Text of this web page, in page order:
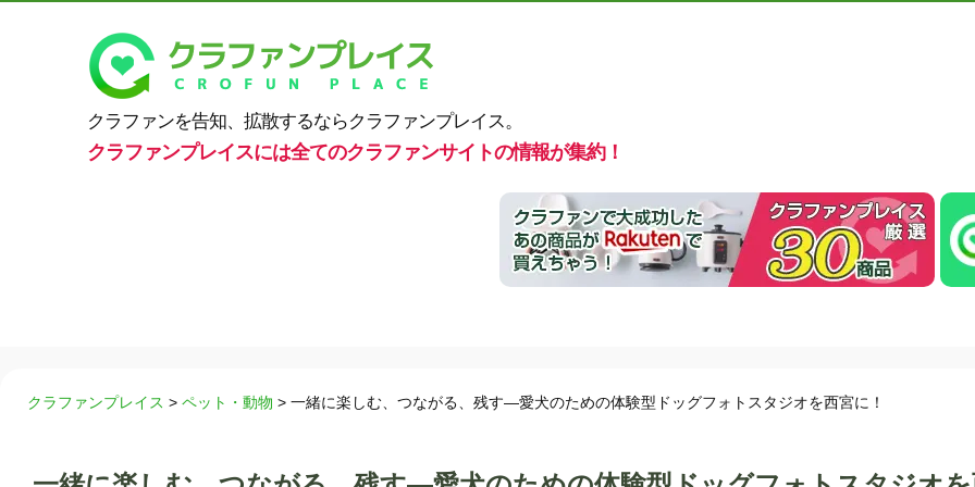
クラファンを告知、拡散するならクラファンプレイス。
クラファンプレイスには全てのクラファンサイトの情報が集約！
クラファンプレイス > ペット・動物 > 一緒に楽しむ、つながる、残す—愛犬のための体験型ドッグフォトスタジオを西宮に！